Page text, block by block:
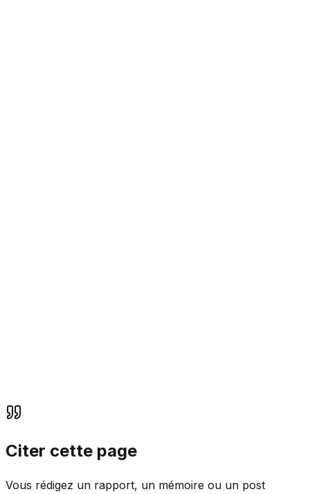
Voir
Citer cette page
Vous rédigez un rapport, un mémoire ou un post